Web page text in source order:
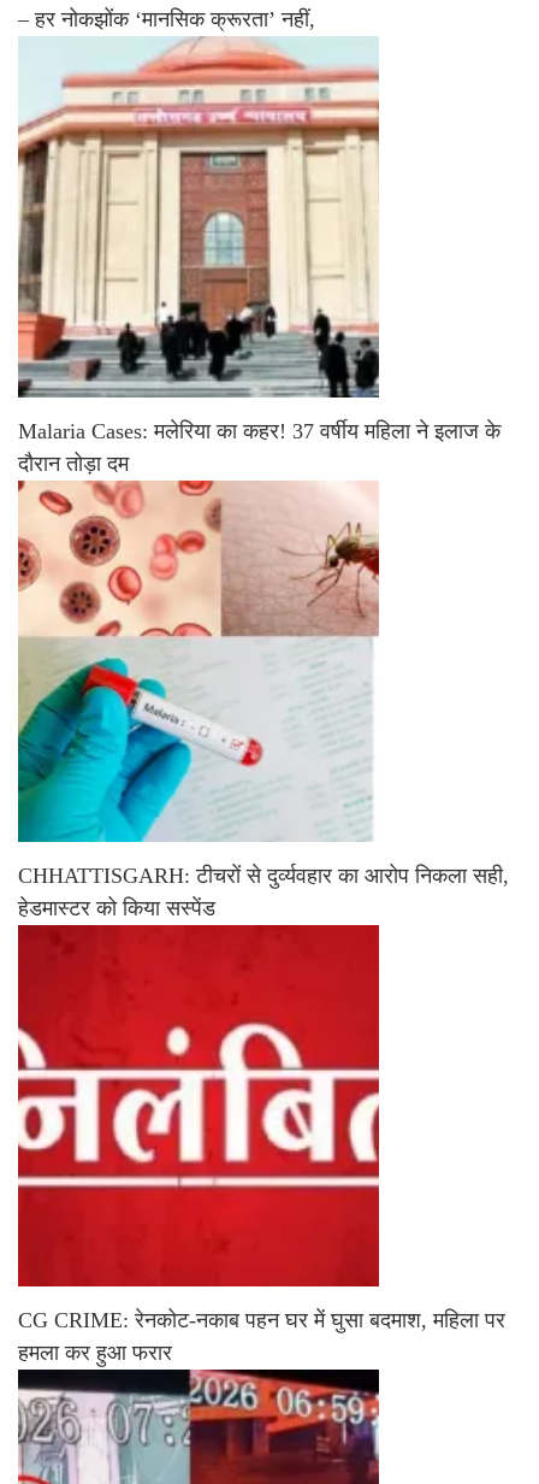
– हर नोकझोंक ‘मानसिक क्रूरता’ नहीं,
Malaria Cases: मलेरिया का कहर! 37 वर्षीय महिला ने इलाज के
दौरान तोड़ा दम
CHHATTISGARH: टीचरों से दुर्व्यवहार का आरोप निकला सही,
हेडमास्टर को किया सस्पेंड
CG CRIME: रेनकोट-नकाब पहन घर में घुसा बदमाश, महिला पर
हमला कर हुआ फरार